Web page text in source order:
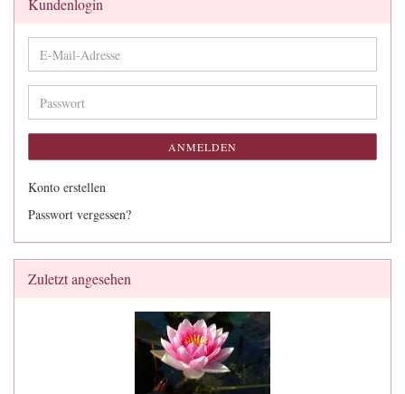
Kundenlogin
E-
Mail-
Adresse
Passwort
ANMELDEN
Konto erstellen
Passwort vergessen?
Zuletzt angesehen